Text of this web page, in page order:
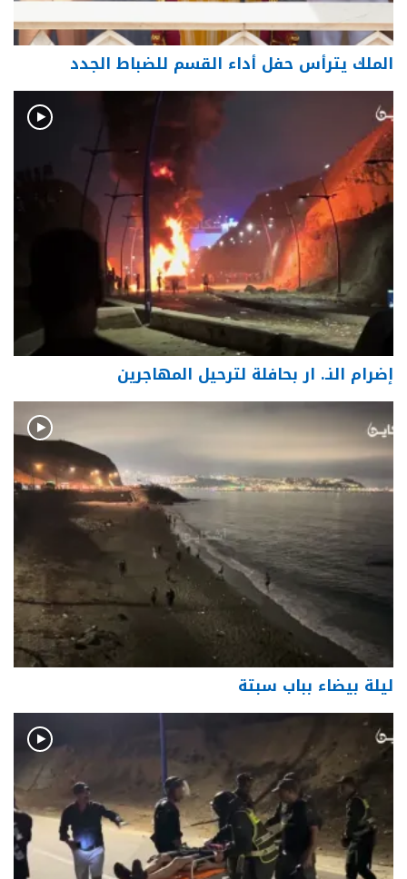
الملك يترأس حفل أداء القسم للضباط الجدد
إضرام النـ. ار بحافلة لترحيل المهاجرين
ليلة بيضاء بباب سبتة